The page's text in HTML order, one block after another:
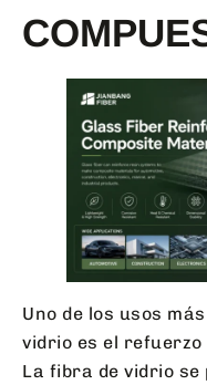
Uno de los usos
vidrio es el refuerzo
La fibra de vidrio se